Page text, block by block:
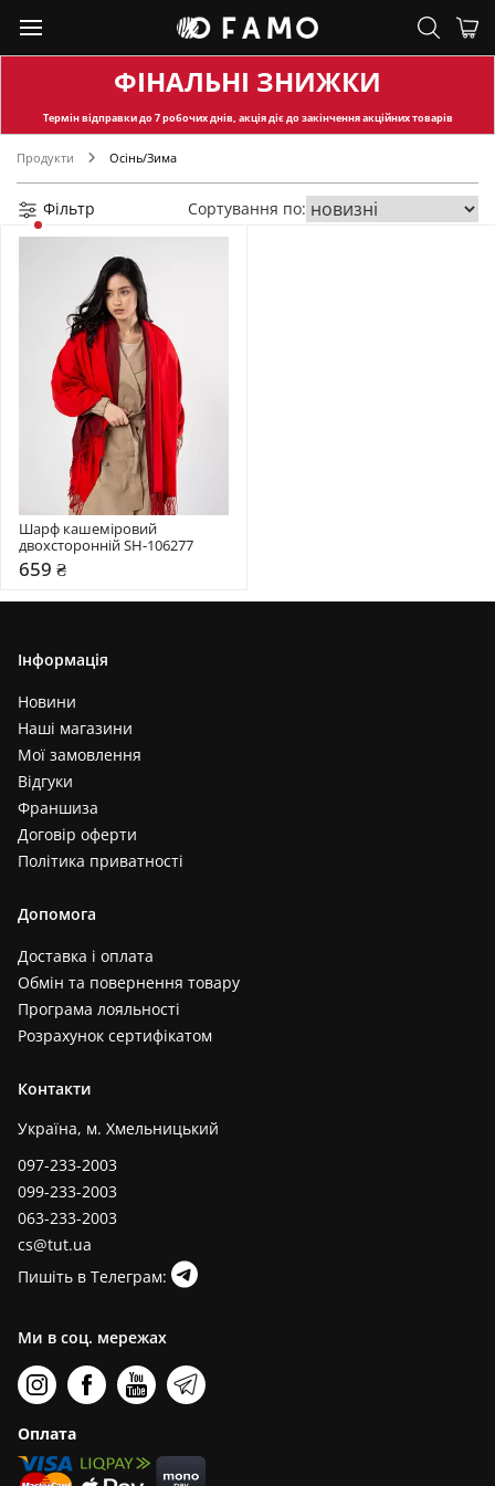
ФІНАЛЬНІ ЗНИЖКИ
Термін відправкидо 7 робочих днів, акція діє до закінчення акційних товарів
Продукти Осінь/Зима
Фільтр Сортування по:
Шарф кашеміровий
двохсторонній SH-106277
659 ₴
Інформація
Новини
Наші магазини
Мої замовлення
Відгуки
Франшиза
Договір оферти
Політика приватності
Допомога
Доставка і оплата
Обмін та повернення товару
Програма лояльності
Розрахунок сертифікатом
Контакти
Україна, м. Хмельницький
097-233-2003
099-233-2003
063-233-2003
cs@tut.ua
Пишіть в Телеграм:
Ми в соц. мережах
Оплата